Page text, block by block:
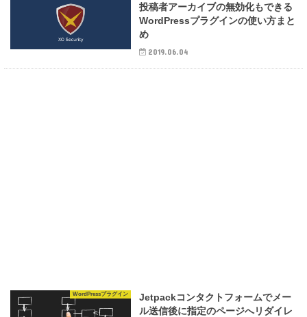
投稿者アーカイブの無効化もできる
WordPressプラグインの使い方まと
め
2019.06.04
WordPressプラグイン
Jetpackコンタクトフォームでメー
ル送信後に指定のページへリダイレ